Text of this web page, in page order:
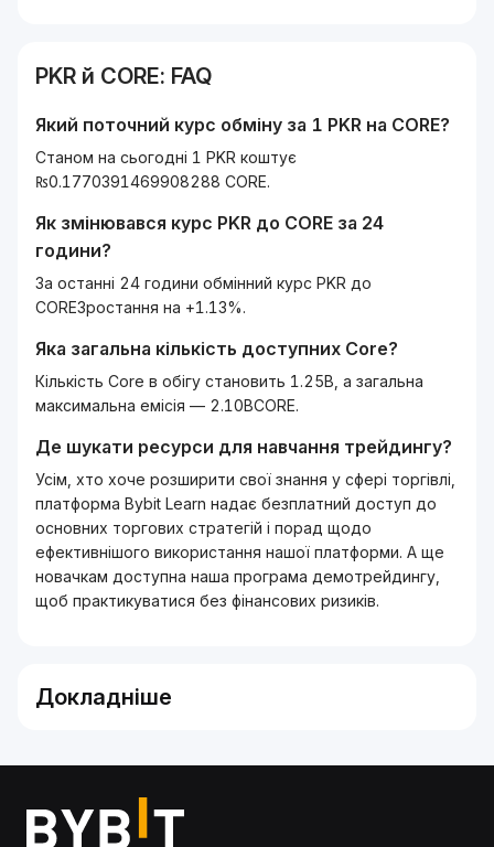
PKR й CORE: FAQ
Який поточний курс обміну за 1 PKR на CORE?
Станом на сьогодні 1 PKR коштує
₨0.1770391469908288 CORE.
Як змінювався курс PKR до CORE за 24
години?
За останні 24 години обмінний курс PKR до
COREЗростання на +1.13%.
Яка загальна кількість доступних Core?
Кількість Core в обігу становить 1.25B, а загальна
максимальна емісія — 2.10BCORE.
Де шукати ресурси для навчання трейдингу?
Усім, хто хоче розширити свої знання у сфері торгівлі,
платформа Bybit Learn надає безплатний доступ до
основних торгових стратегій і порад щодо
ефективнішого використання нашої платформи. А ще
новачкам доступна наша програма демотрейдингу,
щоб практикуватися без фінансових ризиків.
Докладніше